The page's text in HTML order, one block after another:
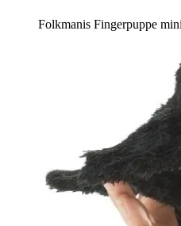
Folkmanis Fingerpuppe